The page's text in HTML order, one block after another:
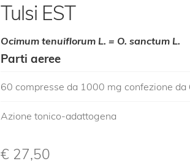
Tulsi EST
Ocimum tenuiflorum L. = O. sanctum L.
Parti aeree
60 compresse da 1000 mg confezione da
Azione tonico-adattogena
€ 27,50